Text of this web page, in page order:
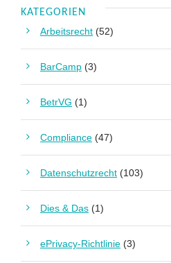
KATEGORIEN
Arbeitsrecht (52)
BarCamp (3)
BetrVG (1)
Compliance (47)
Datenschutzrecht (103)
Dies & Das (1)
ePrivacy-Richtlinie (3)